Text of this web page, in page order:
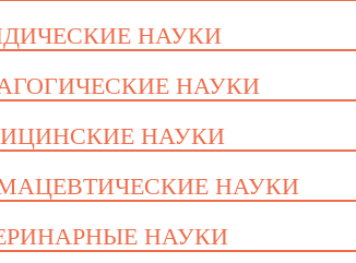
НАУКИ
НАУКИ
НАУКИ
НАУКИ
НАУКИ